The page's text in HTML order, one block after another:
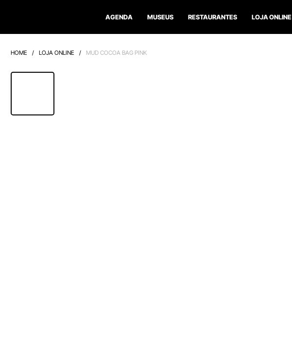
AGENDA MUSEUS RESTAURANTES LOJA ONLINE
HOME / LOJA ONLINE / MUD COCOA BAG PINK